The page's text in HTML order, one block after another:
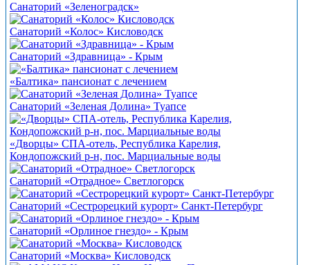
Санаторий «Зеленоградск»
Санаторий «Колос» Кисловодск
Санаторий «Здравница» - Крым
«Балтика» пансионат с лечением
Санаторий «Зеленая Долина» Туапсе
«Дворцы» СПА-отель, Республика Карелия,
Кондопожский р-н, пос. Марциальные воды
Санаторий «Отрадное» Светлогорск
Санаторий «Сестрорецкий курорт» Санкт-Петербург
Санаторий «Орлиное гнездо» - Крым
Санаторий «Москва» Кисловодск